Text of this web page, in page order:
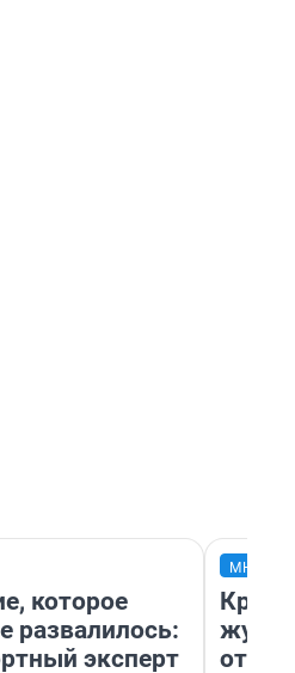
которое
развалилось:
эксперт